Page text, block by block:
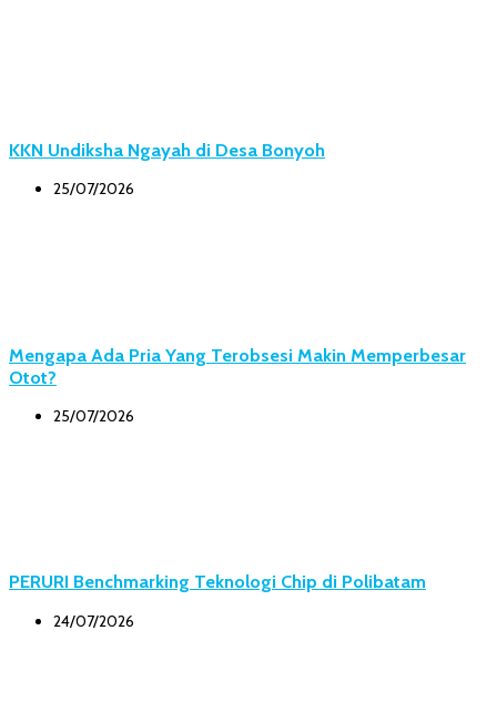
KKN Undiksha Ngayah di Desa Bonyoh
25/07/2026
Mengapa Ada Pria Yang Terobsesi Makin Memperbesar
Otot?
25/07/2026
PERURI Benchmarking Teknologi Chip di Polibatam
24/07/2026